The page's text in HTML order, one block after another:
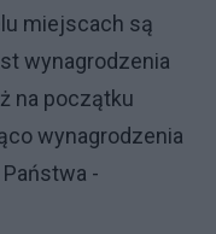
miejscach są
wynagrodzenia
na początku
wynagrodzenia
-